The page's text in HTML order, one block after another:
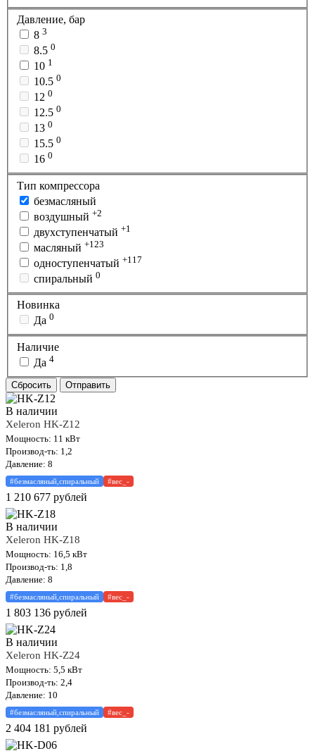
Давление, бар
8 3
8.5 0
10 1
10.5 0
12 0
12.5 0
13 0
15.5 0
16 0
Тип компрессора
безмасляный
воздушный +2
двухступенчатый +1
масляный +123
одноступенчатый +117
спиральный 0
Новинка
Да 0
Наличие
Да 4
Сбросить Отправить
В наличии
Xeleron HK-Z12
Мощность: 11 кВт
Производ-ть: 1,2
Давление: 8
#безмасляный,спиральный #вес_-
1 210 677 рублей
В наличии
Xeleron HK-Z18
Мощность: 16,5 кВт
Производ-ть: 1,8
Давление: 8
#безмасляный,спиральный #вес_-
1 803 136 рублей
В наличии
Xeleron HK-Z24
Мощность: 5,5 кВт
Производ-ть: 2,4
Давление: 10
#безмасляный,спиральный #вес_-
2 404 181 рублей